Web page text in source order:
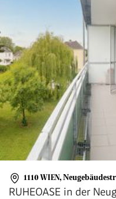
1110 WIEN,
RUHEOASE in der